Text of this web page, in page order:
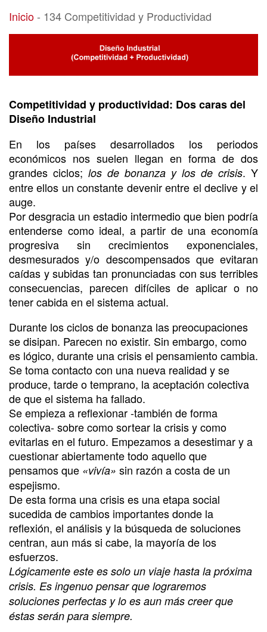
134 Competitividad y Productividad
Inicio- 134 Competitividad y Productividad
Competitividad y productividad: Dos caras del
Diseño Industrial
En los países desarrollados los periodos
económicos nos suelen llegan en forma de dos
grandes ciclos; los de bonanza y los de crisis. Y
entre ellos un constante devenir entre el declive y el
auge.
Por desgracia un estadio intermedio que bien podría
entenderse como ideal, a partir de una economía
progresiva sin crecimientos exponenciales,
desmesurados y/o descompensados que evitaran
caídas y subidas tan pronunciadas con sus terribles
consecuencias, parecen difíciles de aplicar o no
tener cabida en el sistema actual.
Durante los ciclos de bonanza las preocupaciones
se disipan. Parecen no existir. Sin embargo, como
es lógico, durante una crisis el pensamiento cambia.
Se toma contacto con una nueva realidad y se
produce, tarde o temprano, la aceptación colectiva
de que el sistema ha fallado.
Se empieza a reflexionar -también de forma
colectiva- sobre como sortear la crisis y como
evitarlas en el futuro. Empezamos a desestimar y a
cuestionar abiertamente todo aquello que
pensamos que «vivía» sin razón a costa de un
espejismo.
De esta forma una crisis es una etapa social
sucedida de cambios importantes donde la
reflexión, el análisis y la búsqueda de soluciones
centran, aun más si cabe, la mayoría de los
esfuerzos.
Lógicamente este es solo un viaje hasta la próxima
crisis. Es ingenuo pensar que lograremos
soluciones perfectas y lo es aun más creer que
éstas serán para siempre.